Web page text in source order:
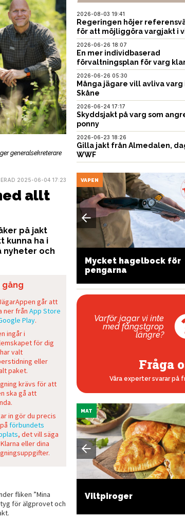
generalsekreterare
2025-06-04 17:23
allt
på jakt
kunna ha i
nyheter och
gång
går att
ner från App Store
Play.
ingår i
för dig
valt
eller
paket.
krävs för att
ska gå att
in gör du precis
förbundets
, det vill säga
eller dina
fliken ”Mina
för älgprovet och
2026-08-03 19:41
Regeringen höjer
för att möjliggöra vargjakt i
2026-06-26 18:07
En mer individbaserad
förvaltningsplan för varg
2026-06-26 05:30
Många jägare vill avliva varg
Skåne
2026-06-24 17:17
Skyddsjakt på varg som
ponny
2026-06-23 18:26
Gilla jakt från Almedalen,
WWF
VAPEN
Mycket hagelbock för
pengarna
Varför jagar vi inte
med fångstgrop
längre?
Fråga
Våra experter svarar på
i ugnen
MAT
Viltpiroger